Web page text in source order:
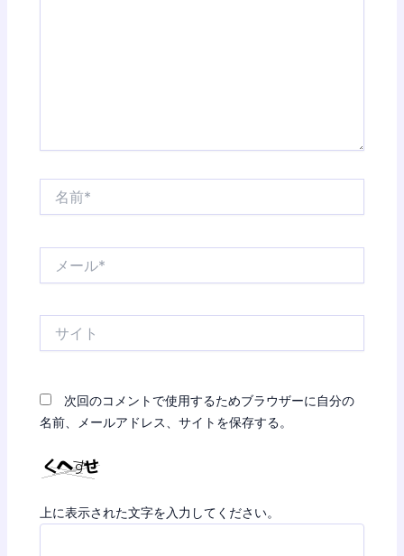
次回のコメントで使用するためブラウザーに自分の
名前、メールアドレス、サイトを保存する。
上に表示された文字を入力してください。